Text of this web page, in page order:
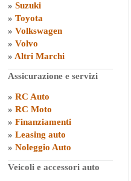
» Suzuki
» Toyota
» Volkswagen
» Volvo
» Altri Marchi
Assicurazione e servizi
» RC Auto
» RC Moto
» Finanziamenti
» Leasing auto
» Noleggio Auto
Veicoli e accessori auto